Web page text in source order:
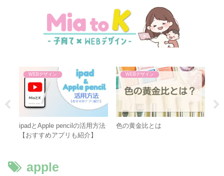
WEBデザイン
ipadとApple pencilの活用方法
【おすすめアプリも紹介】
WEBデザイン
色の黄金比とは
apple